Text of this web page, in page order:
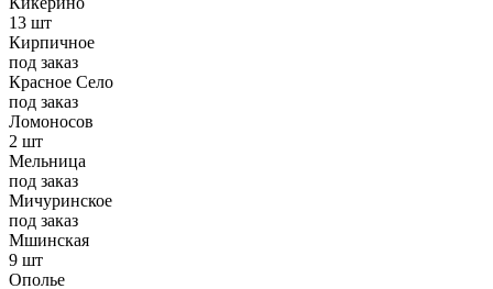
13 шт
Кирпичное
под заказ
Красное Село
под заказ
Ломоносов
2 шт
Мельница
под заказ
Мичуринское
под заказ
Мшинская
9 шт
Ополье